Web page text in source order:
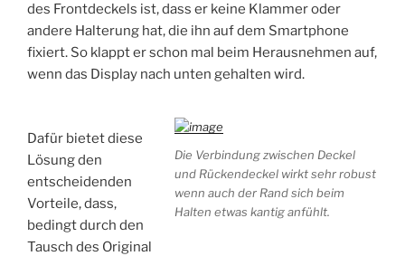
des Frontdeckels ist, dass er keine Klammer oder
andere Halterung hat, die ihn auf dem Smartphone
fixiert. So klappt er schon mal beim Herausnehmen auf,
wenn das Display nach unten gehalten wird.
Die Verbindung zwischen Deckel
und Rückendeckel wirkt sehr robust
wenn auch der Rand sich beim
Halten etwas kantig anfühlt.
Dafür bietet diese
Lösung den
entscheidenden
Vorteile, dass,
bedingt durch den
Tausch des Original